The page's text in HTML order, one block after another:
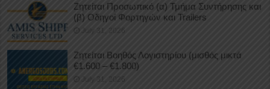
Ζητείται Προσωπικό (α) Τμήμα Συντήρησης και
(β) Οδηγοί Φορτηγών και Trailers
July 31, 2026
Ζητείται Βοηθός Λογιστηρίου (μισθός μικτά
€1.600 – €1.800)
July 31, 2026